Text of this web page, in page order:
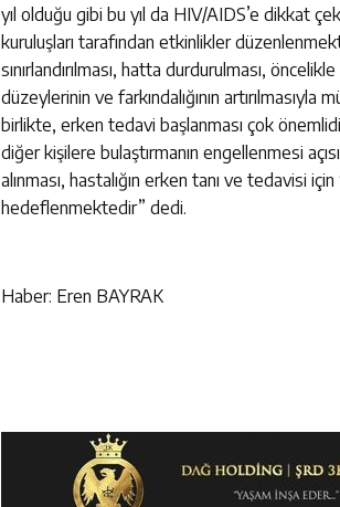
yıl olduğu gibi bu yıl da HIV/AIDS’e dikkat
kuruluşları tarafından etkinlikler
sınırlandırılması, hatta durdurulması,
düzeylerinin ve farkındalığının artırılmasıyla
birlikte, erken tedavi başlanması çok
diğer kişilere bulaştırmanın engellenmesi
alınması, hastalığın erken tanı ve tedavisi
hedeflenmektedir” dedi.
Haber: Eren BAYRAK